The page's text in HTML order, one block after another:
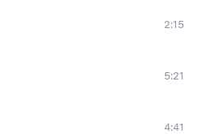
2:15
5:21
4:41